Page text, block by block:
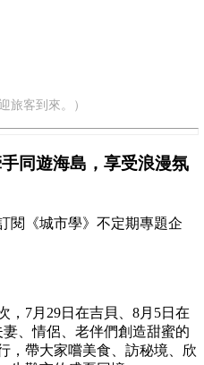
旅客到來。）
同遊海島，享受浪漫氛
閱《城市學》不定期專題企
，7月29日在吉貝、8月5日在
、情侶、老伴們創造甜蜜的
，帶大家嚐美食、訪秘境、欣